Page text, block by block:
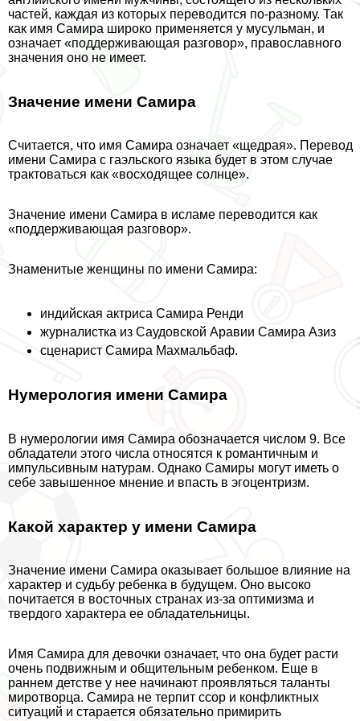
частей, каждая из которых переводится по-разному. Так
как имя Самира широко применяется у мусульман, и
означает «поддерживающая разговор», православного
значения оно не имеет.
Значение имени Самира
Считается, что имя Самира означает «щедрая». Перевод
имени Самира с гаэльского языка будет в этом случае
тpaктоваться как «восходящее солнце».
Значение имени Самира в исламе переводится как
«поддерживающая разговор».
Знаменитые женщины по имени Самира:
индийская актриса Самира Ренди
журналистка из Саудовской Аравии Самира Азиз
сценарист Самира Махмальбаф.
Нумерология имени Самира
В нумерологии имя Самира обозначается числом 9. Все
обладатели этого числа относятся к романтичным и
импульсивным натурам. Однако Самиры могут иметь о
себе завышенное мнение и впасть в эгоцентризм.
Какой хаpaктер у имени Самира
Значение имени Самира оказывает большое влияние на
хаpaктер и судьбу ребенка в будущем. Оно высоко
почитается в восточных странах из-за оптимизма и
твердого хаpaктера ее обладательницы.
Имя Самира для дeвoчки означает, что она будет расти
очень подвижным и общительным ребенком. Еще в
раннем детстве у нее начинают проявляться таланты
миротворца. Самира не терпит ссор и конфликтных
ситуаций и старается обязательно примирить